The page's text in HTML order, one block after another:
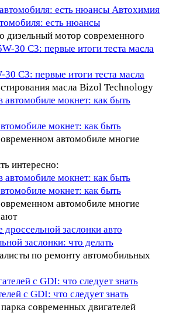
Автохимия
есть нюансы
дизельный мотор современного
C3: первые итоги теста масла
масла Bizol Technology
мокнет: как быть
автомобиле многие
интересно:
мокнет: как быть
автомобиле многие
заслонки: что делать
по ремонту автомобильных
с GDI: что следует знать
современных двигателей